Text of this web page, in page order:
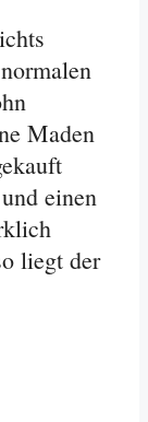
Maden
einen
liegt der